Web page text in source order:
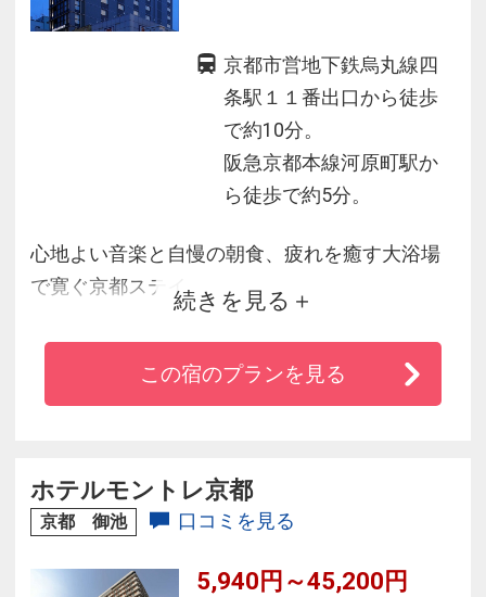
京都市営地下鉄烏丸線四
条駅１１番出口から徒歩
で約10分。
阪急京都本線河原町駅か
ら徒歩で約5分。
心地よい音楽と自慢の朝食、疲れを癒す大浴場
で寛ぐ京都ステイ
四条通り沿い、河原町駅から徒歩約5分の観光に
もビジネスにも絶好のロケーション。
管理栄養士が監修した和洋ブッフェや大浴場、
続きを見る
この宿のプランを見る
ホテルモントレ京都
京都 御池 口コミを見る
5,940円～45,200円